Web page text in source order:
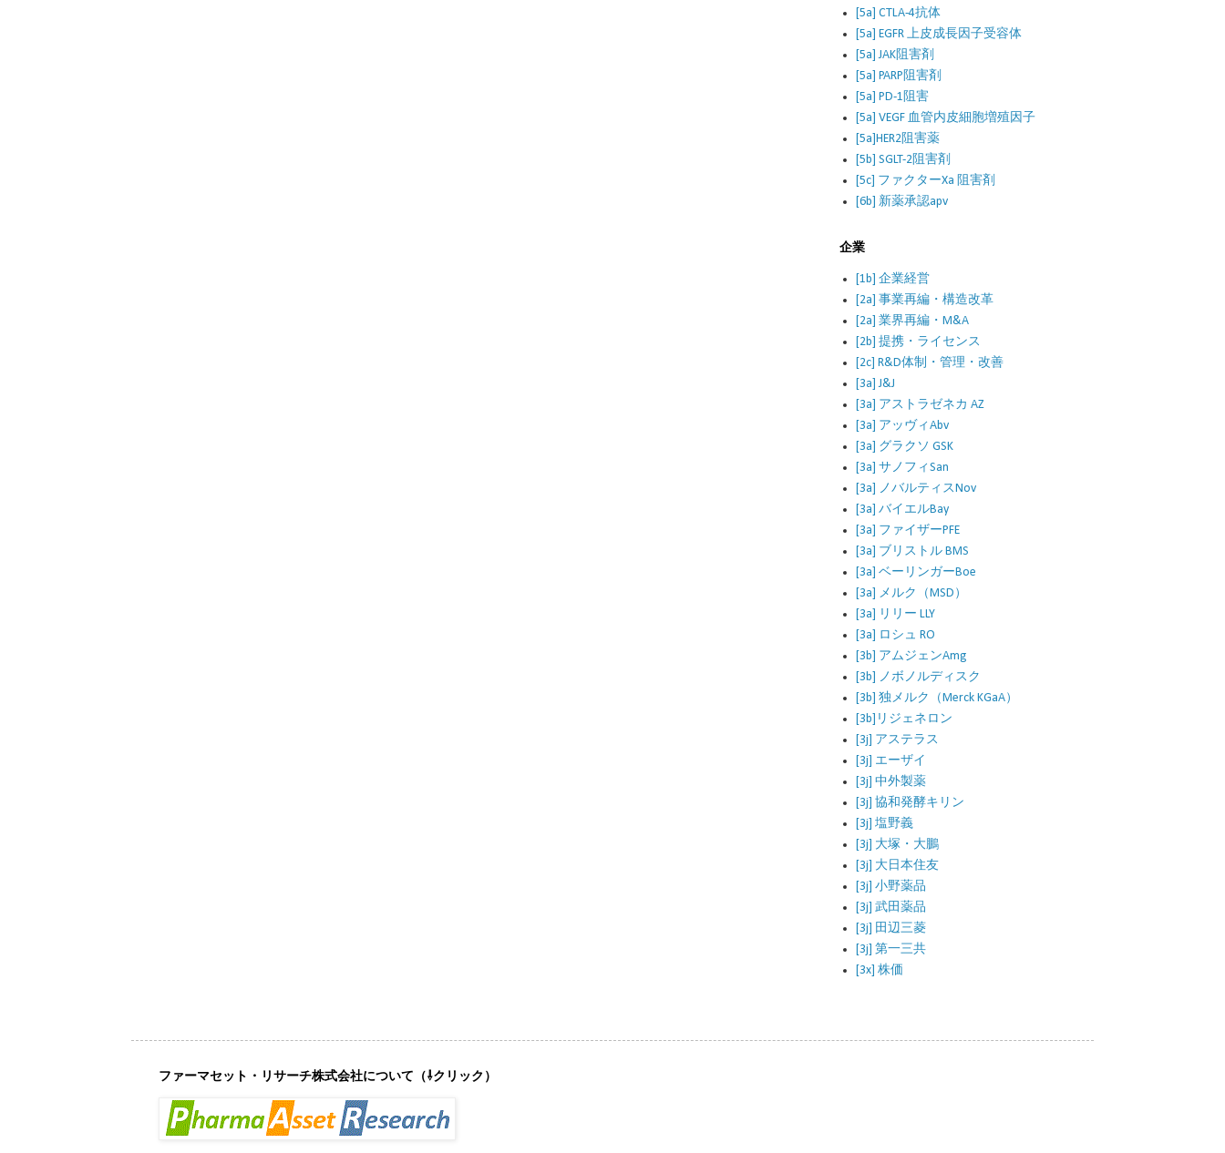
[5a] CTLA-4抗体
[5a] EGFR 上皮成長因子受容体
[5a] JAK阻害剤
[5a] PARP阻害剤
[5a] PD-1阻害
[5a] VEGF 血管内皮細胞増殖因子
[5a]HER2阻害薬
[5b] SGLT-2阻害剤
[5c] ファクターXa 阻害剤
[6b] 新薬承認apv
企業
[1b] 企業経営
[2a] 事業再編・構造改革
[2a] 業界再編・M&A
[2b] 提携・ライセンス
[2c] R&D体制・管理・改善
[3a] J&J
[3a] アストラゼネカ AZ
[3a] アッヴィAbv
[3a] グラクソ GSK
[3a] サノフィSan
[3a] ノバルティスNov
[3a] バイエルBay
[3a] ファイザーPFE
[3a] ブリストル BMS
[3a] ベーリンガーBoe
[3a] メルク（MSD）
[3a] リリー LLY
[3a] ロシュ RO
[3b] アムジェンAmg
[3b] ノボノルディスク
[3b] 独メルク（Merck KGaA）
[3b]リジェネロン
[3j] アステラス
[3j] エーザイ
[3j] 中外製薬
[3j] 協和発酵キリン
[3j] 塩野義
[3j] 大塚・大鵬
[3j] 大日本住友
[3j] 小野薬品
[3j] 武田薬品
[3j] 田辺三菱
[3j] 第一三共
[3x] 株価
ファーマセット・リサーチ株式会社について（⇩クリック）